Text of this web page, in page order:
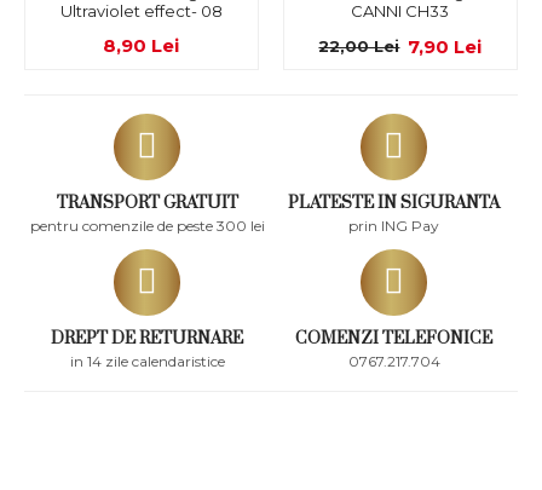
TRANSPORT GRATUIT
pentru comenzile de peste 300 lei
PLATESTE IN SIGURANTA
prin ING Pay
DREPT DE RETURNARE
in 14 zile calendaristice
COMENZI TELEFONICE
0767.217.704
Ultraviolet effect- 08
8,90 Lei
CANNI CH33
7,90 Lei
22,00 Lei